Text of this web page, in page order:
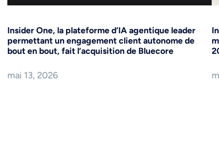
Insider One, la plateforme d’IA agentique leader
permettant un engagement client autonome de
bout en bout, fait l’acquisition de Bluecore
mai 13, 2026